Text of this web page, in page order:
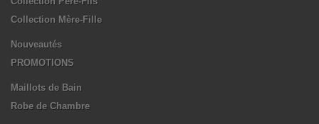
Collection Mère-Fille
Nouveautés
PROMOTIONS
Maillots de Bain
Robe de Chambre